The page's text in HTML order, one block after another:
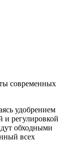
современных
удобрением
и регулировкой
обходными
всех